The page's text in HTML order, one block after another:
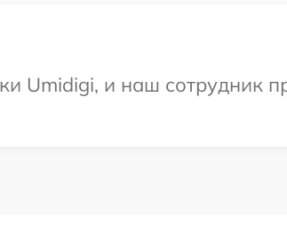
и наш сотрудник